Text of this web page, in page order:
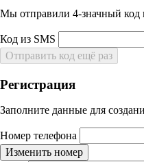
Мы отправили 4‑значный код
Код из SMS
Отправить код ещё раз
Регистрация
Заполните данные для
Номер телефона
Изменить номер